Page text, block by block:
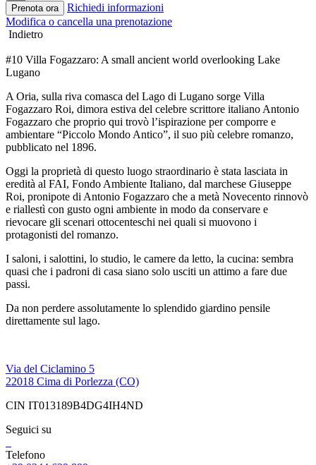
Prenota ora
Richiedi informazioni
Modifica o cancella una prenotazione
Indietro
#10 Villa Fogazzaro: A small ancient world overlooking Lake
Lugano
A Oria, sulla riva comasca del Lago di Lugano sorge Villa
Fogazzaro Roi, dimora estiva del celebre scrittore italiano Antonio
Fogazzaro che proprio qui trovò l’ispirazione per comporre e
ambientare “Piccolo Mondo Antico”, il suo più celebre romanzo,
pubblicato nel 1896.
Oggi la proprietà di questo luogo straordinario è stata lasciata in
eredità al FAI, Fondo Ambiente Italiano, dal marchese Giuseppe
Roi, pronipote di Antonio Fogazzaro che a metà Novecento rinnovò
e riallestì con gusto ogni ambiente in modo da conservare e
rievocare gli scenari ottocenteschi nei quali si muovono i
protagonisti del romanzo.
I saloni, i salottini, lo studio, le camere da letto, la cucina: sembra
quasi che i padroni di casa siano solo usciti un attimo a fare due
passi.
Da non perdere assolutamente lo splendido giardino pensile
direttamente sul lago.
Via del Ciclamino 5
22018 Cima di Porlezza (CO)
CIN IT013189B4DG4IH4ND
Seguici su
Telefono